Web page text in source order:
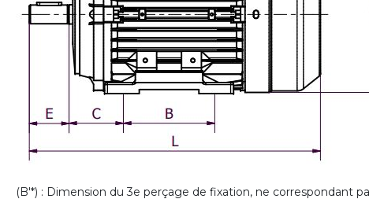
(B'*) : Dimension du 3e perçage de fixation, ne correspondant